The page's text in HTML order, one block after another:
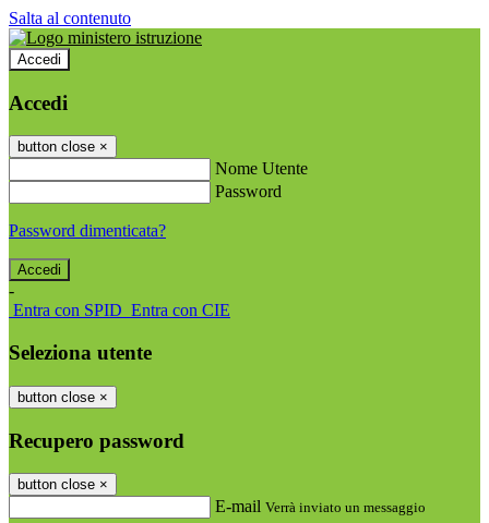
Salta al contenuto
Accedi
Accedi
button close ×
Nome Utente
Password
Password dimenticata?
-
Entra con SPID Entra con CIE
Seleziona utente
button close ×
Recupero password
button close ×
E-mail Verrà inviato un messaggio